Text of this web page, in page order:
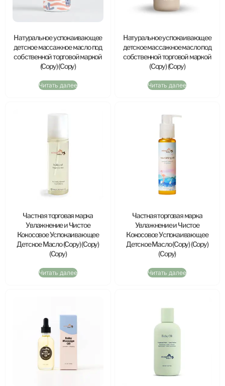
Натуральное успокаивающее
детское массажное масло под
собственной торговой маркой
(Copy) (Copy)
Читать далее
Натуральное успокаивающее
детское массажное масло под
собственной торговой маркой
(Copy) (Copy)
Читать далее
Частная торговая марка
Увлажнение и Чистое
Кокосовое Успокаивающее
Детское Масло (Copy) (Copy)
(Copy)
Читать далее
Частная торговая марка
Увлажнение и Чистое
Кокосовое Успокаивающее
Детское Масло (Copy) (Copy)
(Copy)
Читать далее